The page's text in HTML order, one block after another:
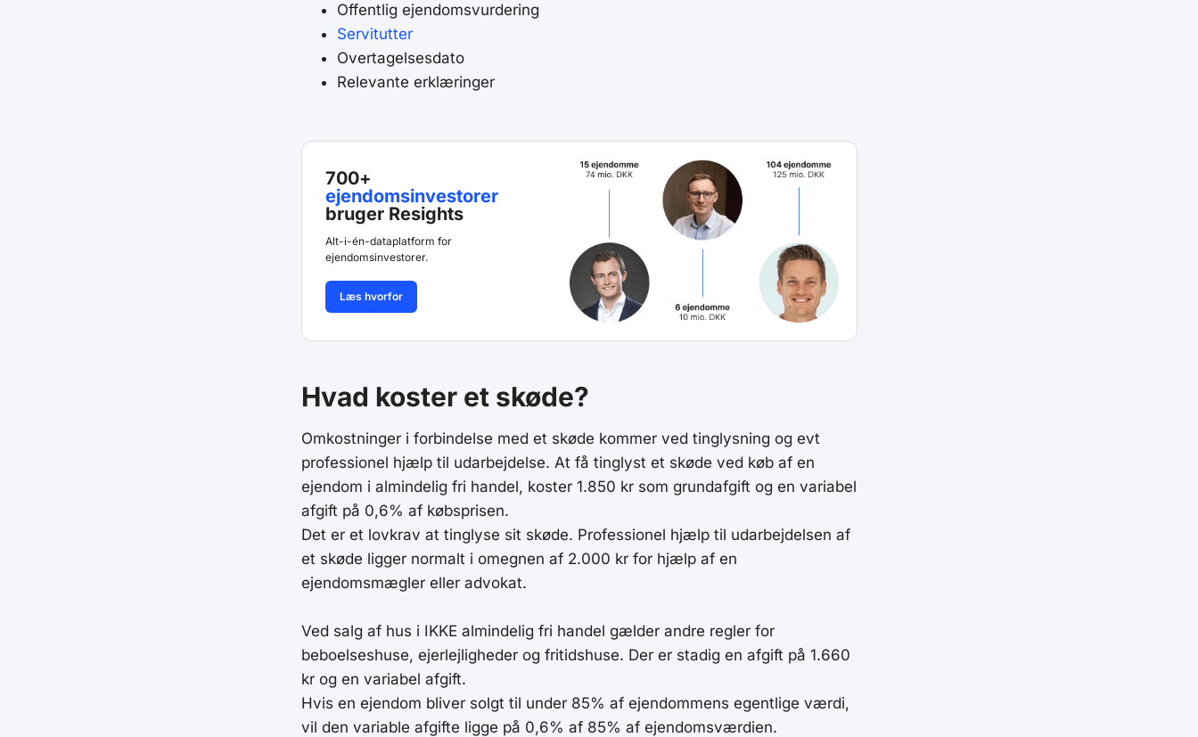
Offentlig ejendomsvurdering
Servitutter
Overtagelsesdato
Relevante erklæringer
700+
ejendomsinvestorer
bruger Resights
Alt-i-én-dataplatform for
ejendomsinvestorer.
Læs hvorfor
Hvad koster et skøde?
Omkostninger i forbindelse med et skøde kommer ved tinglysning og evt
professionel hjælp til udarbejdelse. At få tinglyst et skøde ved køb af en
ejendom i almindelig fri handel, koster 1.850 kr som grundafgift og en variabel
afgift på 0,6% af købsprisen.
Det er et lovkrav at tinglyse sit skøde. Professionel hjælp til udarbejdelsen af
et skøde ligger normalt i omegnen af 2.000 kr for hjælp af en
ejendomsmægler eller advokat.
Ved salg af hus i IKKE almindelig fri handel gælder andre regler for
beboelseshuse, ejerlejligheder og fritidshuse. Der er stadig en afgift på 1.660
kr og en variabel afgift.
Hvis en ejendom bliver solgt til under 85% af ejendommens egentlige værdi,
vil den variable afgifte ligge på 0,6% af 85% af ejendomsværdien.